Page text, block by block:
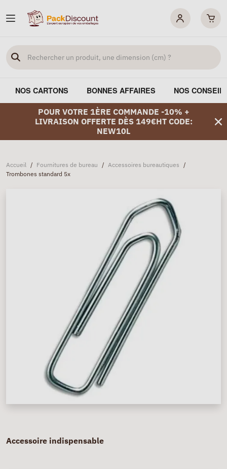
NOS CARTONS BONNES AFFAIRES NOS
POUR VOTRE 1ÈRE COMMANDE -10% +
LIVRAISON OFFERTE DÈS 149€HT CODE:
NEW10L
Accueil / Fournitures de bureau / Accessoires bureautiques /
Trombones standard 5x
Accessoire indispensable